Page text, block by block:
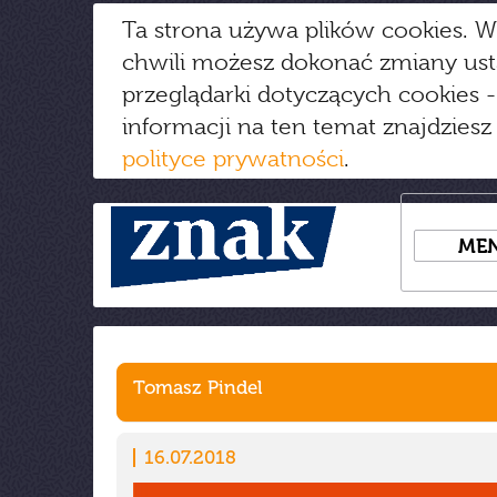
Ta strona używa plików cookies.
chwili możesz dokonać zmiany
przeglądarki dotyczących cookies
informacji na ten temat
polityce prywatności.
Tomasz Pindel
16.07.2018